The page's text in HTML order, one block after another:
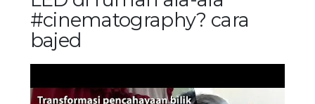
#cinematography? cara
bajed